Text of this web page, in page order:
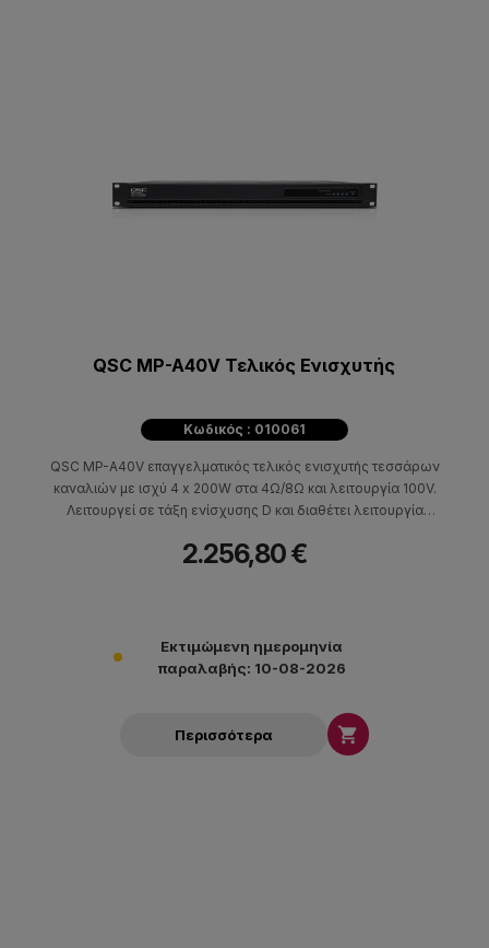
QSC MP-A40V Τελικός Ενισχυτής
Κωδικός : 010061
QSC MP-A40V επαγγελματικός τελικός ενισχυτής τεσσάρων
καναλιών με ισχύ 4 x 200W στα 4Ω/8Ω και λειτουργία 100V.
Λειτουργεί σε τάξη ενίσχυσης D και διαθέτει λειτουργία
παρέχει συνολική ισχύ έως 400W, σε οποιαδήποτε αναλογία.
2.256,80 €
Εκτιμώμενη ημερομηνία
παραλαβής: 10-08-2026
Περισσότερα 